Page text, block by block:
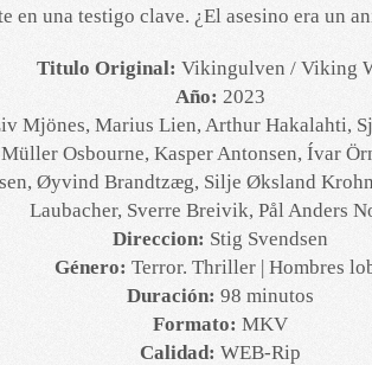
en una testigo clave. ¿El asesino era un
Titulo Original: Vikingulven / Viking
Año: 2023
Mjönes, Marius Lien, Arthur Hakalahti,
Osbourne, Kasper Antonsen, Ívar
Øyvind Brandtzæg, Silje Øksland
Laubacher, Sverre Breivik, Pål Anders
Direccion: Stig Svendsen
Género: Terror. Thriller | Hombres
Duración: 98 minutos
Formato: MKV
Calidad: WEB-Rip